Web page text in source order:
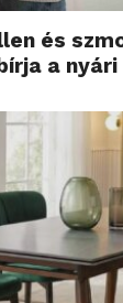
és
a